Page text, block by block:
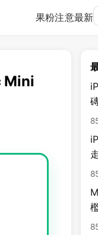
果粉注意最新
Mini